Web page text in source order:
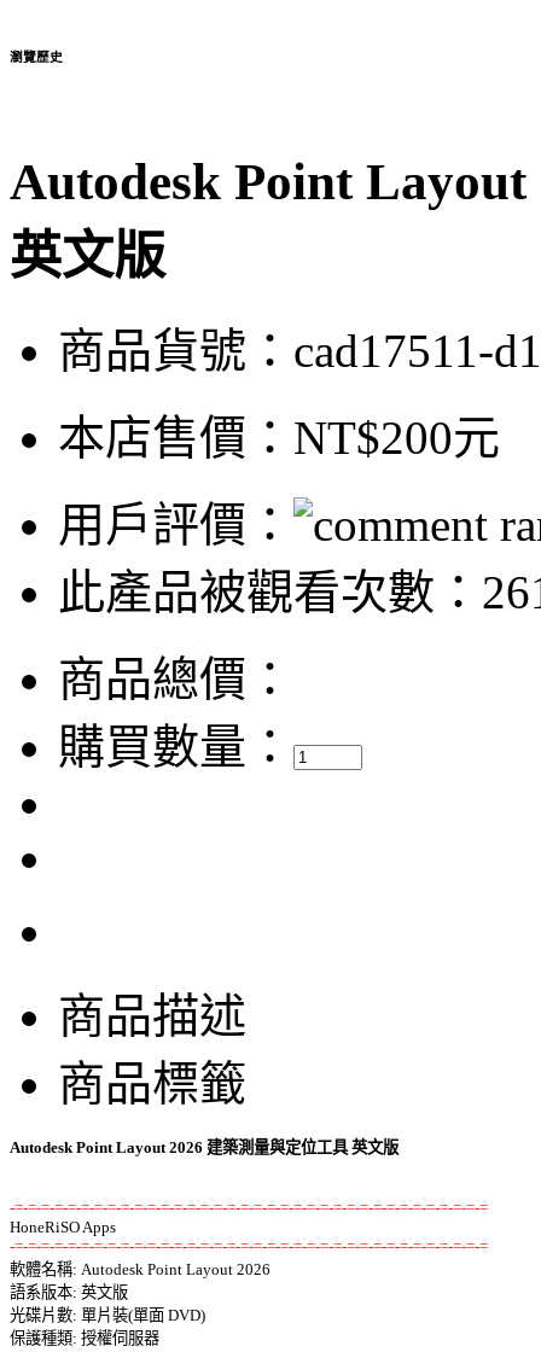
瀏覽歷史
Autodesk Point
英文版
商品貨號：cad17511-d1
本店售價： NT$200元
用戶評價：
此產品被觀看次數：
商品總價：
購買數量：
商品描述
商品標籤
Autodesk Point Layout 2026 建築測量與定位工具 英文版
-=-=-=-=-=-=-=-=-=-=-=-=-=-=-=-=-=-=-=-=-=-=-=-=-=-=-=-=-=-=-=-=-=-=-=-=
-=-=-=-=-=-=-=-=-=-=-=-=-=-=-=-=-=-=-=-=-=-=-=-=-=-=-=-=-=-=-=-=-=-=-=-=
軟體名稱: Autodesk Point Layout 2026
語系版本: 英文版
光碟片數: 單片裝(單面 DVD)
保護種類: 授權伺服器